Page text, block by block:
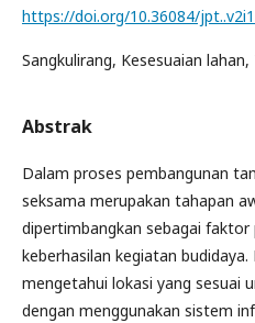
https://doi.org/10.36084/
Sangkulirang, Kesesuaian
Abstrak
Dalam proses pembangunan
seksama merupakan tahapan
dipertimbangkan sebagai
keberhasilan kegiatan
mengetahui lokasi yang sesuai
dengan menggunakan sistem